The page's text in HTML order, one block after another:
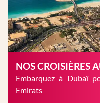
NOS CROISIÈRES
Embarquez à Dubaï
Emirats